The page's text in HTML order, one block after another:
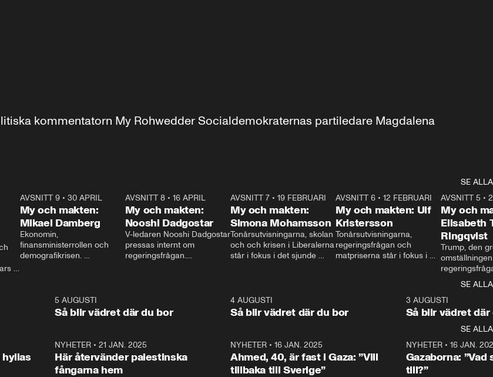
kommentatorn My Rohwedder Socialdemokraternas partiledare Magdalena
SE ALLA
AVSNITT 9• 30 APRIL
My och makten:
Mikael Damberg
Ekonomin,
finansministerrollen och
demografikrisen.
och Makten.
AVSNITT 8• 16 APRIL
My och makten:
Nooshi Dadgostar
V-ledaren Nooshi Dadgostar
pressas internt om
regeringsfrågan.
– Vi ställer upp i val. Ska vi
vara med så sitter vi förstås
24:30
AVSNITT 7• 19 FEBRUARI
My och makten:
Simona Mohamsson
Tonårsutvisningarna, skolan
och och krisen i Liberalerna
står i fokus i det sjunde
kommentator My
Rohwedder ställer
utbildnings- och
Mohamsson till svars.
27:30
AVSNITT 6 •12 FEBRUARI
My och makten: Ulf
Kristersson
Tonårsutvisningarna,
regeringsfrågan och
matpriserna står i fokus i
Rohwedder ställer
statsminister Ulf Kristersson
AVSNITT 5 •
My och
Elisabeth
Ringqvist
Trump, den
centrum i
avsnittet av
Makten”. Se
Aftonbladets
Rohwedder
Thand Ring
SE ALLA
1:065 AUGUSTI
Så blir vädret där du bor
4 AUGUSTI
Så blir vädret där du bor
3 AUGUSTI
Så blir vädret där
SE ALLA
NYHETER •21 JAN. 2025
Här återvänder palestinska
fångarna hem
NYHETER• 16 JAN. 2025
Ahmed, 40, är fast i Gaza: ”Vill
tillbaka till Sverige”
NYHETER• 16 JAN.
Gazaborna:
till?”